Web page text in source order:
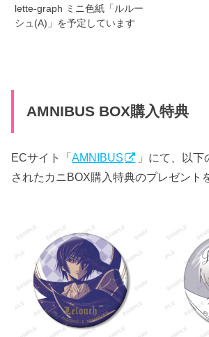
lette-graph ミニ色紙「ルルー
シュ(A)」を予定しています
AMNIBUS BOX購入特典
ECサイト「AMNIBUS
」にて、以
されたカニBOX購入特典のプレゼント